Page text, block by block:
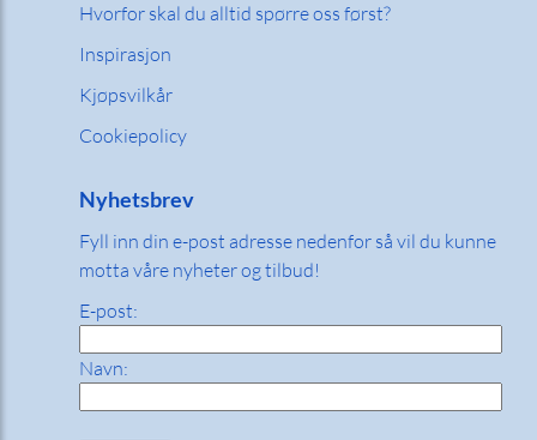
Hvorfor skal du alltid spørre oss først?
Inspirasjon
Kjøpsvilkår
Cookiepolicy
Nyhetsbrev
Fyll inn din e-post adresse nedenfor så vil du kunne
motta våre nyheter og tilbud!
E-post:
Navn: